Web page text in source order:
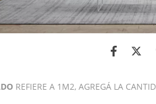
REFIERE A 1M2, AGREGÁ LA